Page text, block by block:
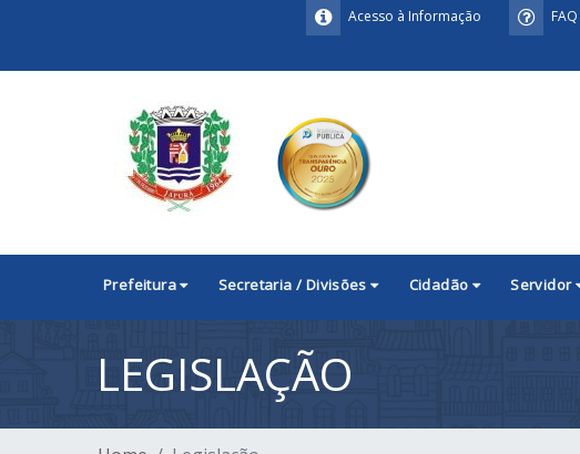
FAQ
Acesso à Informação
Prefeitura Secretaria / Divisões Cidadão Servidor
LEGISLAÇÃO